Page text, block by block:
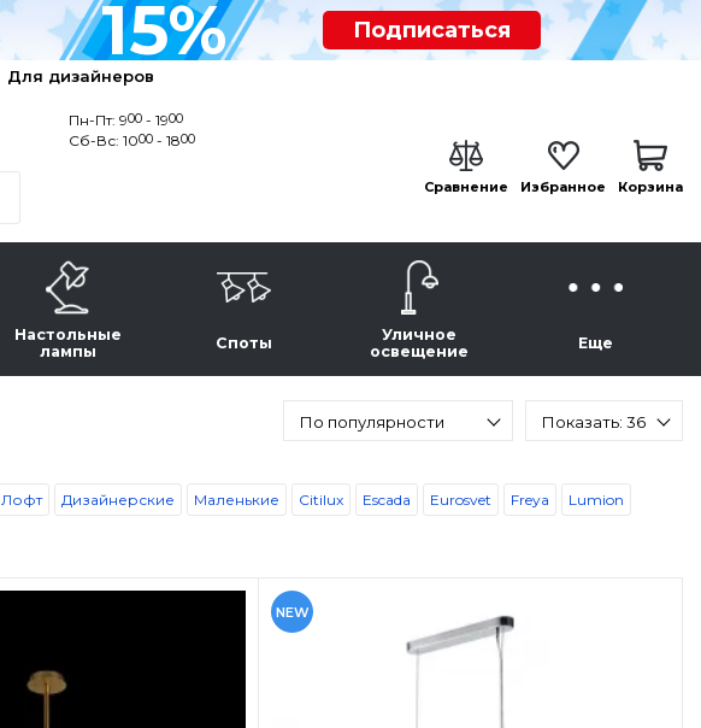
15% Подписаться
Для дизайнеров
Пн-Пт: 900 - 1900
Сб-Вс: 1000 - 1800
Сравнение Избранное Корзина
Настольные
лампы
Споты
Уличное
освещение
Еще
По популярности Показать: 36
Лофт Дизайнерские Маленькие Citilux Escada Eurosvet Freya Lumion
NEW